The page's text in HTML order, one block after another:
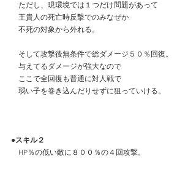
ただし、現環境では１つだけ問題があって
王貴人の死亡時反撃でのみなぜか
不死の対象から外れる。
そして攻撃後無条件で総ダメージ５０％回復。
与えてるダメージが強大なので
ここで全回復も普通に対人戦で
弱い子を巻き込んだりせずに狙っていける。
●スキル２
HP％の低い敵に８００％の４回攻撃。